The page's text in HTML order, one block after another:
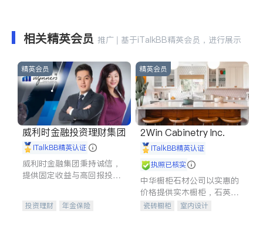
相关精英会员 推广 | 基于iTalkBB精英会员，进行展示
精英会员
威利时金融投资理财集团
iTalkBB精英认证
威利时金融集团秉持诚信，
提供固定收益与高回报投资
合，助力客户实现目标
投资理财
年金保险
精英会员
2Win Cabinetry Inc.
iTalkBB精英认证
执照已核实
中华橱柜石材公司以实惠的
价格提供实木橱柜，石英石
台面，多种优质不锈钢水
瓷砖橱柜
室内设计